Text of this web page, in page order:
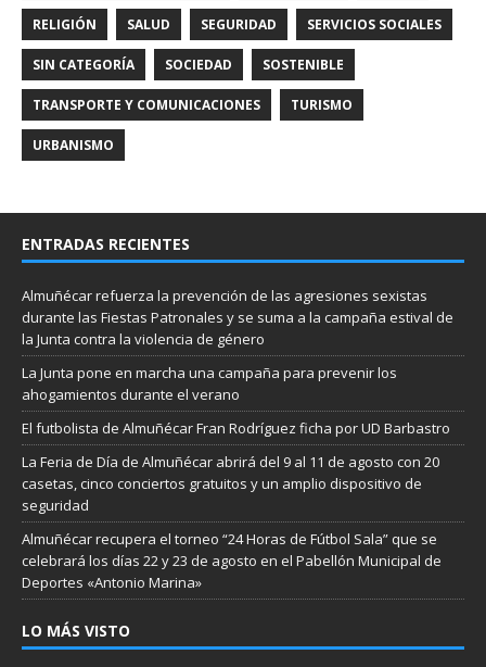
RELIGIÓN SALUD SEGURIDAD SERVICIOS SOCIALES
SIN CATEGORÍA SOCIEDAD SOSTENIBLE
TRANSPORTE Y COMUNICACIONES TURISMO
URBANISMO
ENTRADAS RECIENTES
Almuñécar refuerza la prevención de las agresiones sexistas
durante las Fiestas Patronales y se suma a la campaña estival de
la Junta contra la violencia de género
La Junta pone en marcha una campaña para prevenir los
ahogamientos durante el verano
El futbolista de Almuñécar Fran Rodríguez ficha por UD Barbastro
La Feria de Día de Almuñécar abrirá del 9 al 11 de agosto con 20
casetas, cinco conciertos gratuitos y un amplio dispositivo de
seguridad
Almuñécar recupera el torneo “24 Horas de Fútbol Sala” que se
celebrará los días 22 y 23 de agosto en el Pabellón Municipal de
Deportes «Antonio Marina»
LO MÁS VISTO